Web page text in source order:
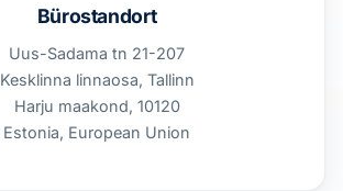
Bürostandort
Uus-Sadama tn 21-207
Kesklinna linnaosa, Tallinn
Harju maakond, 10120
Estonia, European Union